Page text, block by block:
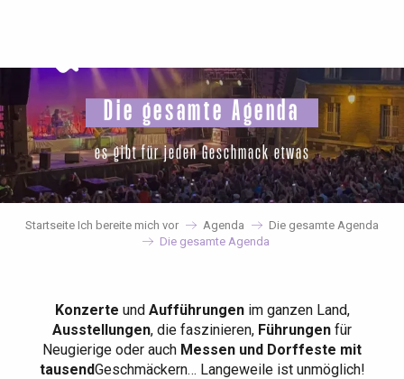
principal
Die gesamte Agenda
es gibt für jeden Geschmack etwas
Startseite Ich bereite mich vor Agenda
Die gesamte Agenda
Die gesamte Agenda
Konzerte und Aufführungenim ganzen Land,
Ausstellungen, die faszinieren, Führungen für
Neugierige oder auch Messen und Dorffeste mit
tausendGeschmäckern… Langeweile ist unmöglich!